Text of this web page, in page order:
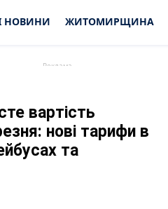
НОВИНИ ЖИТОМИРЩИНА
вартість
нові тарифи в
та